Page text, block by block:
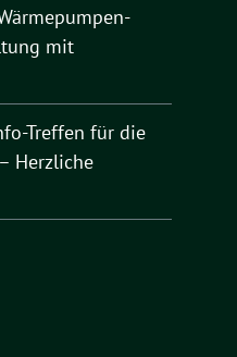
mit
Treffen für die
Herzliche